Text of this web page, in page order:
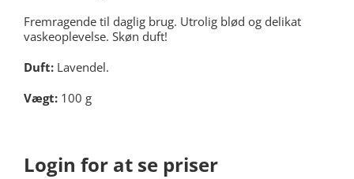
Fremragende til daglig brug. Utrolig blød og delikat
vaskeoplevelse. Skøn duft!
Duft: Lavendel.
Vægt: 100 g
Login for at se priser